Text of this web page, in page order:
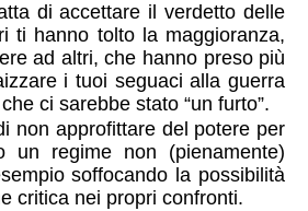
di accettare il verdetto delle
ti hanno tolto la maggioranza,
ad altri, che hanno preso più
i tuoi seguaci alla guerra
ci sarebbe stato “un furto”.
non approfittare del potere per
un regime non (pienamente)
soffocando la possibilità
critica nei propri confronti.